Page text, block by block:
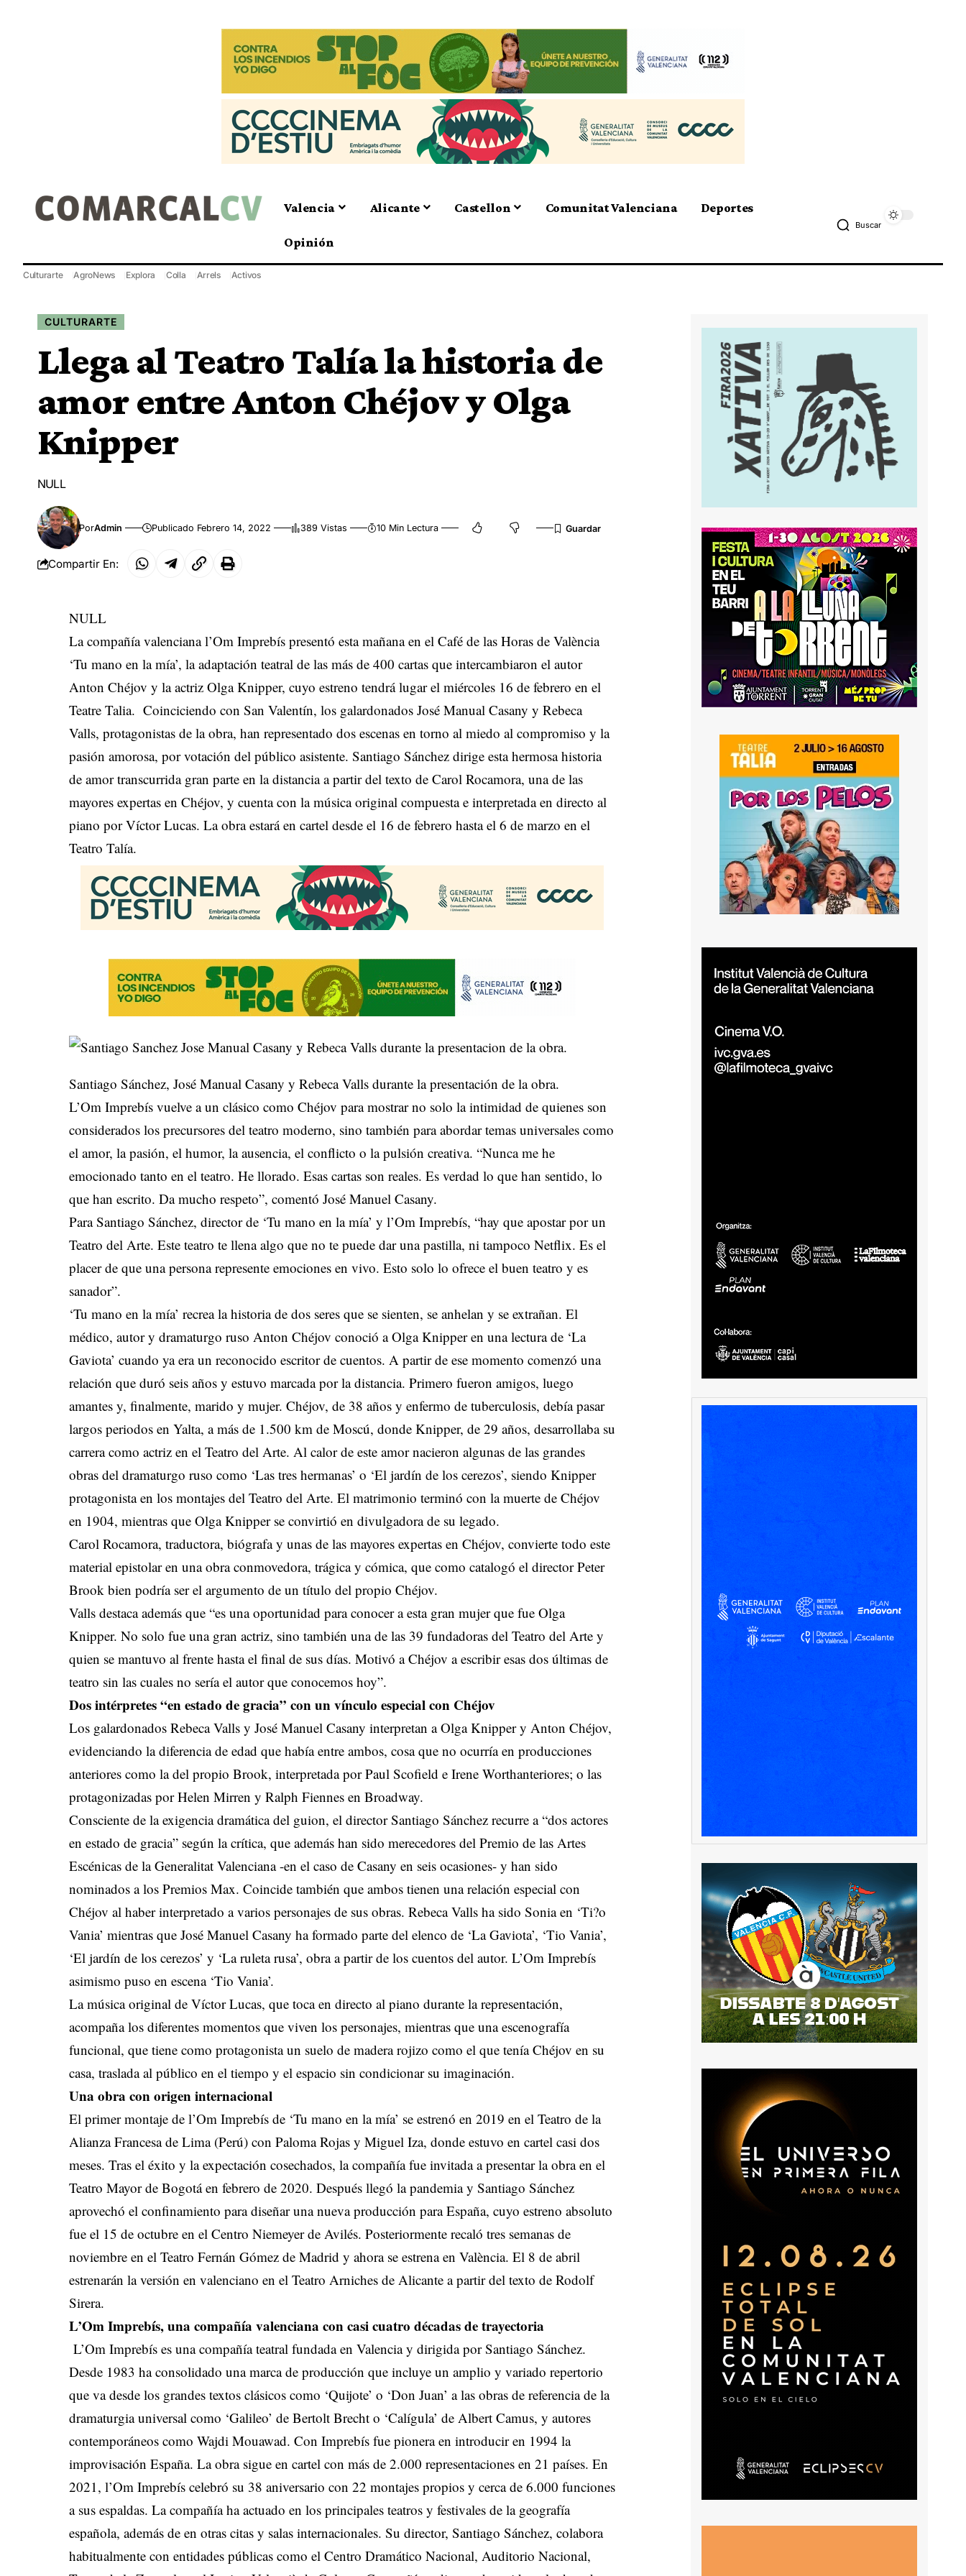
Valencia Alicante Castellon Comunitat Valenciana Deportes
Opinión
Buscar
Culturarte AgroNews Explora Colla Arrels Activos
CULTURARTE
Llega al Teatro Talía la historia de
amor entre Anton Chéjov y Olga
Knipper
NULL
PorAdmin Publicado Febrero 14, 2022 389 Vistas 10 Min Lectura
Compartir En:
NULL
La compañía valenciana l’Om Imprebís presentó esta mañana en el Café de las Horas de València
‘Tu mano en la mía’, la adaptación teatral de las más de 400 cartas que intercambiaron el autor
Anton Chéjov y la actriz Olga Knipper, cuyo estreno tendrá lugar el miércoles 16 de febrero en el
Teatre Talia. Coinciciendo con San Valentín, los galardonados José Manual Casany y Rebeca
Valls, protagonistas de la obra, han representado dos escenas en torno al miedo al compromiso y la
pasión amorosa, por votación del público asistente. Santiago Sánchez dirige esta hermosa historia
de amor transcurrida gran parte en la distancia a partir del texto de Carol Rocamora, una de las
mayores expertas en Chéjov, y cuenta con la música original compuesta e interpretada en directo al
piano por Víctor Lucas. La obra estará en cartel desde el 16 de febrero hasta el 6 de marzo en el
Teatro Talía.
Santiago Sánchez, José Manual Casany y Rebeca Valls durante la presentación de la obra.
L’Om Imprebís vuelve a un clásico como Chéjov para mostrar no solo la intimidad de quienes son
considerados los precursores del teatro moderno, sino también para abordar temas universales como
el amor, la pasión, el humor, la ausencia, el conflicto o la pulsión creativa. “Nunca me he
emocionado tanto en el teatro. He llorado. Esas cartas son reales. Es verdad lo que han sentido, lo
que han escrito. Da mucho respeto”, comentó José Manuel Casany.
Para Santiago Sánchez, director de ‘Tu mano en la mía’ y l’Om Imprebís, “hay que apostar por un
Teatro del Arte. Este teatro te llena algo que no te puede dar una pastilla, ni tampoco Netflix. Es el
placer de que una persona represente emociones en vivo. Esto solo lo ofrece el buen teatro y es
sanador”.
‘Tu mano en la mía’ recrea la historia de dos seres que se sienten, se anhelan y se extrañan. El
médico, autor y dramaturgo ruso Anton Chéjov conoció a Olga Knipper en una lectura de ‘La
Gaviota’ cuando ya era un reconocido escritor de cuentos. A partir de ese momento comenzó una
relación que duró seis años y estuvo marcada por la distancia. Primero fueron amigos, luego
amantes y, finalmente, marido y mujer. Chéjov, de 38 años y enfermo de tuberculosis, debía pasar
largos periodos en Yalta, a más de 1.500 km de Moscú, donde Knipper, de 29 años, desarrollaba su
carrera como actriz en el Teatro del Arte. Al calor de este amor nacieron algunas de las grandes
obras del dramaturgo ruso como ‘Las tres hermanas’ o ‘El jardín de los cerezos’, siendo Knipper
protagonista en los montajes del Teatro del Arte. El matrimonio terminó con la muerte de Chéjov
en 1904, mientras que Olga Knipper se convirtió en divulgadora de su legado.
Carol Rocamora, traductora, biógrafa y unas de las mayores expertas en Chéjov, convierte todo este
material epistolar en una obra conmovedora, trágica y cómica, que como catalogó el director Peter
Brook bien podría ser el argumento de un título del propio Chéjov.
Valls destaca además que “es una oportunidad para conocer a esta gran mujer que fue Olga
Knipper. No solo fue una gran actriz, sino también una de las 39 fundadoras del Teatro del Arte y
quien se mantuvo al frente hasta el final de sus días. Motivó a Chéjov a escribir esas dos últimas de
teatro sin las cuales no sería el autor que conocemos hoy”.
Dos intérpretes “en estado de gracia” con un vínculo especial con Chéjov
Los galardonados Rebeca Valls y José Manuel Casany interpretan a Olga Knipper y Anton Chéjov,
evidenciando la diferencia de edad que había entre ambos, cosa que no ocurría en producciones
anteriores como la del propio Brook, interpretada por Paul Scofield e Irene Worthanteriores; o las
protagonizadas por Helen Mirren y Ralph Fiennes en Broadway.
Consciente de la exigencia dramática del guion, el director Santiago Sánchez recurre a “dos actores
en estado de gracia” según la crítica, que además han sido merecedores del Premio de las Artes
Escénicas de la Generalitat Valenciana -en el caso de Casany en seis ocasiones- y han sido
nominados a los Premios Max. Coincide también que ambos tienen una relación especial con
Chéjov al haber interpretado a varios personajes de sus obras. Rebeca Valls ha sido Sonia en ‘Ti?o
Vania’ mientras que José Manuel Casany ha formado parte del elenco de ‘La Gaviota’, ‘Tio Vania’,
‘El jardín de los cerezos’ y ‘La ruleta rusa’, obra a partir de los cuentos del autor. L’Om Imprebís
asimismo puso en escena ‘Tio Vania’.
La música original de Víctor Lucas, que toca en directo al piano durante la representación,
acompaña los diferentes momentos que viven los personajes, mientras que una escenografía
funcional, que tiene como protagonista un suelo de madera rojizo como el que tenía Chéjov en su
casa, traslada al público en el tiempo y el espacio sin condicionar su imaginación.
Una obra con origen internacional
El primer montaje de l’Om Imprebís de ‘Tu mano en la mía’ se estrenó en 2019 en el Teatro de la
Alianza Francesa de Lima (Perú) con Paloma Rojas y Miguel Iza, donde estuvo en cartel casi dos
meses. Tras el éxito y la expectación cosechados, la compañía fue invitada a presentar la obra en el
Teatro Mayor de Bogotá en febrero de 2020. Después llegó la pandemia y Santiago Sánchez
aprovechó el confinamiento para diseñar una nueva producción para España, cuyo estreno absoluto
fue el 15 de octubre en el Centro Niemeyer de Avilés. Posteriormente recaló tres semanas de
noviembre en el Teatro Fernán Gómez de Madrid y ahora se estrena en València. El 8 de abril
estrenarán la versión en valenciano en el Teatro Arniches de Alicante a partir del texto de Rodolf
Sirera.
L’Om Imprebís, una compañía valenciana con casi cuatro décadas de trayectoria
L’Om Imprebís es una compañía teatral fundada en Valencia y dirigida por Santiago Sánchez.
Desde 1983 ha consolidado una marca de producción que incluye un amplio y variado repertorio
que va desde los grandes textos clásicos como ‘Quijote’ o ‘Don Juan’ a las obras de referencia de la
dramaturgia universal como ‘Galileo’ de Bertolt Brecht o ‘Calígula’ de Albert Camus, y autores
contemporáneos como Wajdi Mouawad. Con Imprebís fue pionera en introducir en 1994 la
improvisación España. La obra sigue en cartel con más de 2.000 representaciones en 21 países. En
2021, l’Om Imprebís celebró su 38 aniversario con 22 montajes propios y cerca de 6.000 funciones
a sus espaldas. La compañía ha actuado en los principales teatros y festivales de la geografía
española, además de en otras citas y salas internacionales. Su director, Santiago Sánchez, colabora
habitualmente con entidades públicas como el Centro Dramático Nacional, Auditorio Nacional,